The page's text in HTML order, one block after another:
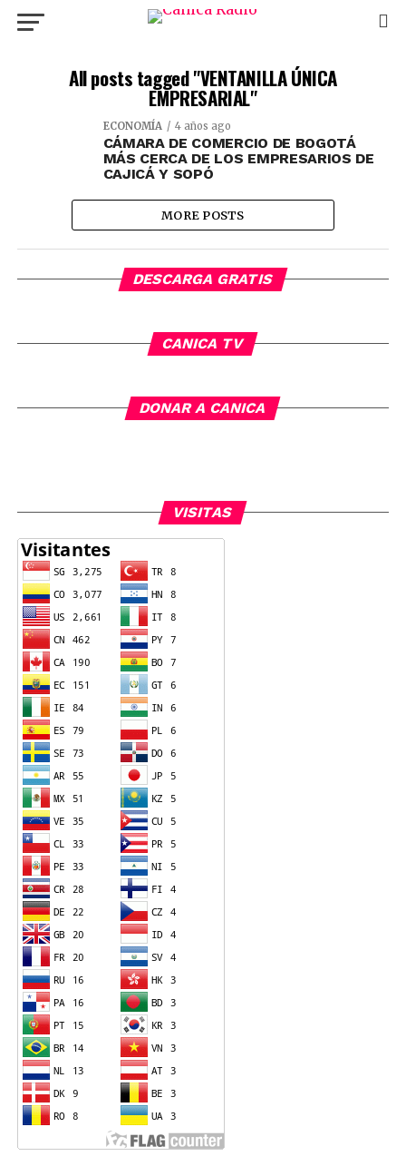
All posts tagged "VENTANILLA ÚNICA
EMPRESARIAL"
ECONOMÍA 4 años ago
CÁMARA DE COMERCIO DE BOGOTÁ
MÁS CERCA DE LOS EMPRESARIOS DE
CAJICÁ Y SOPÓ
MORE POSTS
DESCARGA GRATIS
CANICA TV
DONAR A CANICA
VISITAS